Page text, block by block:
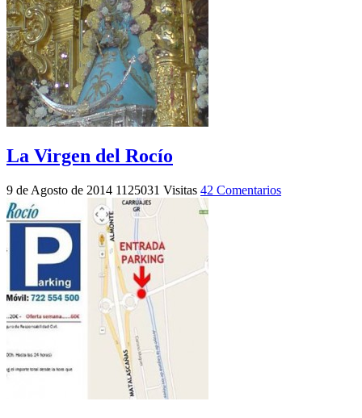
La Virgen del Rocío
9 de Agosto de 2014 1125031 Visitas 42 Comentarios